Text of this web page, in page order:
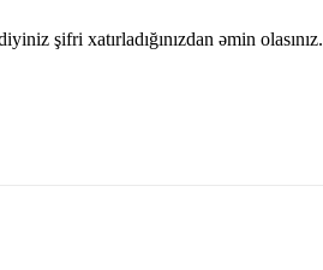
şifri xatırladığınızdan əmin olasınız.